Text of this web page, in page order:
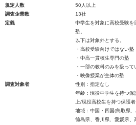
規定人数
50人以上
調査企業数
13社
定義
中学生を対象に高校受験を
塾。
以下は対象外とする。
・高校受験向けではない塾
・中高一貫校生専門の塾
・一部の教科のみを扱って
・映像授業が主体の塾
調査対象者
性別：指定なし
年齢：現役中学生を持つ
上/現役高校生を持つ保護
地域：中国・四国(鳥取県
徳島県、香川県、愛媛県、